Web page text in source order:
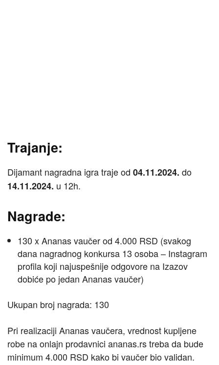
Trajanje:
Dijamant nagradna igra traje od 04.11.2024. do
14.11.2024. u 12h.
Nagrade:
130 x Ananas vaučer od 4.000 RSD (svakog
dana nagradnog konkursa 13 osoba – Instagram
profila koji najuspešnije odgovore na Izazov
dobiće po jedan Ananas vaučer)
Ukupan broj nagrada: 130
Pri realizaciji Ananas vaučera, vrednost kupljene
robe na onlajn prodavnici ananas.rs treba da bude
minimum 4.000 RSD kako bi vaučer bio validan.